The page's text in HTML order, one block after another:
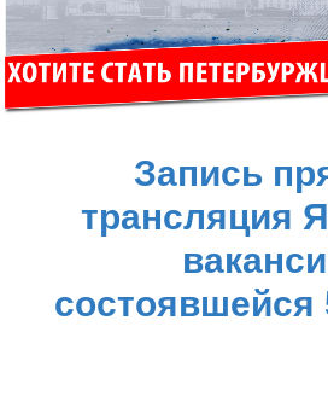
Запись
трансляция
состоявшейся